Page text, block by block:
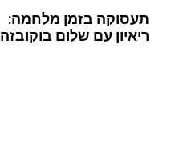
תעסוקה בזמן מלחמה:
ריאיון עם שלום בוקובזה